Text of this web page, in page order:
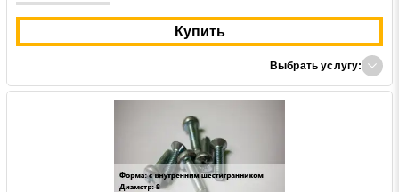
Купить
Выбрать услугу: